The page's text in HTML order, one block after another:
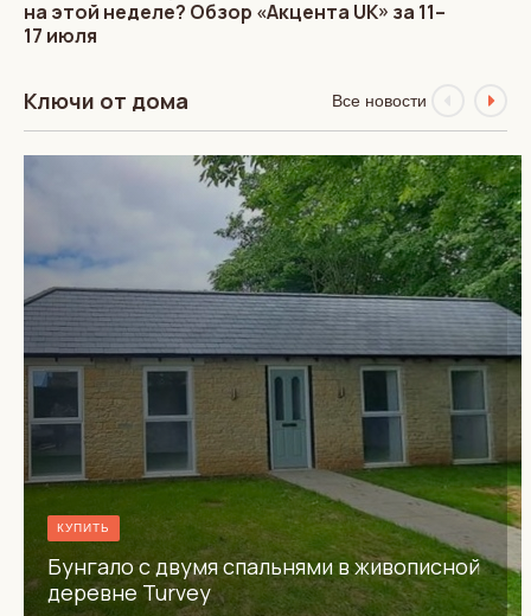
на этой неделе? Обзор «Акцента UK» за 11–
17 июля
Ключи от дома Все новости
КУПИТЬ
Бунгало с двумя спальнями в живописной
деревне Turvey